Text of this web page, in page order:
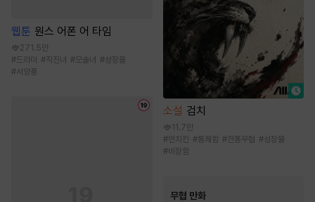
웹툰 원스 어폰 어 타임
271.5만
#드라마 #직진녀 #모솔녀 #성장물
#서양풍
소설 검치
11.7만
#먼치킨 #통쾌함 #전통무협 #성장물
#비장함
무협 만화